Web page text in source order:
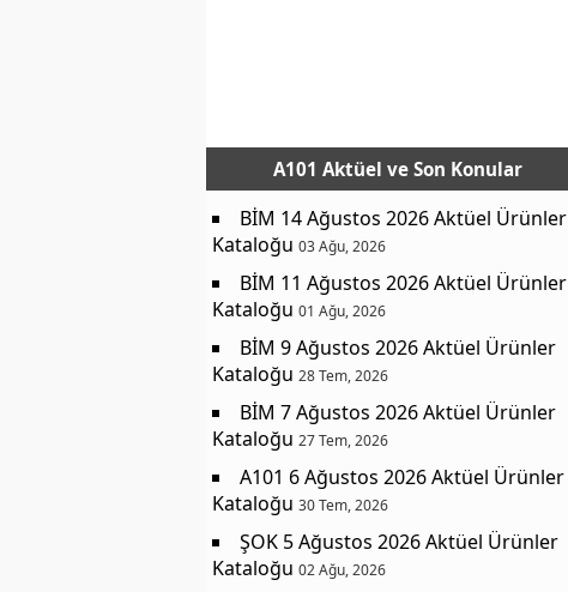
A101 Aktüel ve Son Konular
BİM 14 Ağustos 2026 Aktüel Ürünler
Kataloğu 03 Ağu, 2026
BİM 11 Ağustos 2026 Aktüel Ürünler
Kataloğu 01 Ağu, 2026
BİM 9 Ağustos 2026 Aktüel Ürünler
Kataloğu 28 Tem, 2026
BİM 7 Ağustos 2026 Aktüel Ürünler
Kataloğu 27 Tem, 2026
A101 6 Ağustos 2026 Aktüel Ürünler
Kataloğu 30 Tem, 2026
ŞOK 5 Ağustos 2026 Aktüel Ürünler
Kataloğu 02 Ağu, 2026